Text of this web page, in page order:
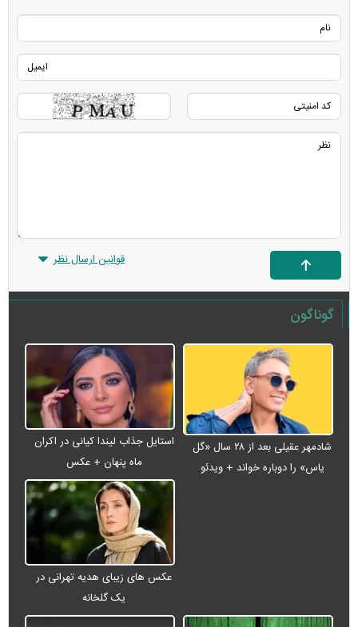
قوانین ارسال نظر
گوناگون
شادمهر عقیلی بعد از ۲۸ سال «گل
یاس» را دوباره خواند + ویدئو
استایل جذاب لیندا کیانی در اکران
ماه پنهان + عکس
عکس های زیبای هدیه تهرانی در
یک گلخانه